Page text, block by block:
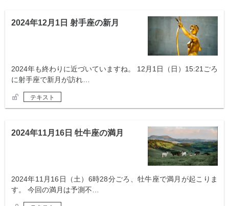
2024年12月1日 射手座の新月
2024年も終わりに近づいていますね。 12月1日（日）15:21ごろ
に射手座で新月が訪れ…
テキスト
2024年11月16日 牡牛座の満月
2024年11月16日（土）6時28分ごろ、牡牛座で満月が起こりま
す。 今回の満月は予測不…